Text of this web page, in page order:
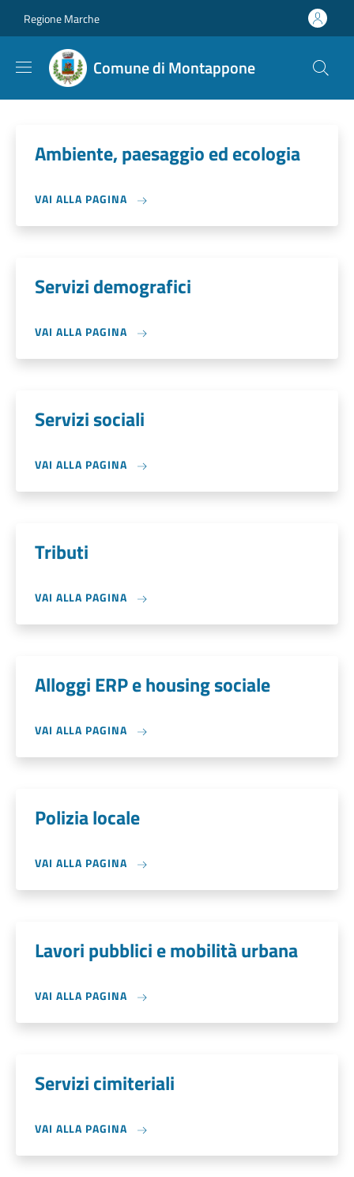
Regione Marche
Comune di Montappone
Ambiente, paesaggio ed ecologia
VAI ALLA PAGINA
Servizi demografici
VAI ALLA PAGINA
Servizi sociali
VAI ALLA PAGINA
Tributi
VAI ALLA PAGINA
Alloggi ERP e housing sociale
VAI ALLA PAGINA
Polizia locale
VAI ALLA PAGINA
Lavori pubblici e mobilità urbana
VAI ALLA PAGINA
Servizi cimiteriali
VAI ALLA PAGINA